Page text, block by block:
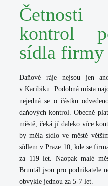
Četnosti
kontrol
sídla firmy
Daňové ráje nejsou jen
v Karibiku. Podobná místa
nejedná se o částku
daňových kontrol. Obecně
městě, čeká jí daleko více
by měla sídlo ve městě
sídlem v Praze 10, kde se
za 119 let. Naopak malé
Bruntál jsou pro podnikatele
obvykle jednou za 5-7 let.